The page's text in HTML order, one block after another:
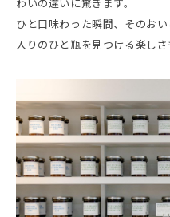
わいの違いに驚きます。
ひと口味わった瞬間、そのお
入りのひと瓶を見つける楽しさ